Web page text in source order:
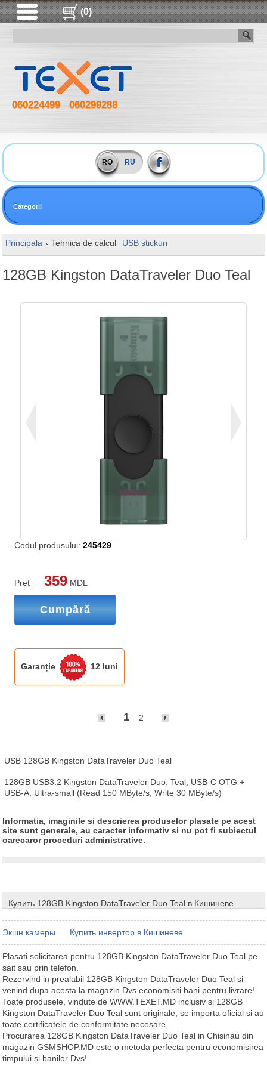
(0)
060224499 060299288
RO RU
Categorii
Principala Tehnica de calcul USB stickuri
128GB Kingston DataTraveler Duo Teal
Codul produsului:245429
Preț 359 MDL
Cumpără
Garanție 12 luni
1 2
USB 128GB Kingston DataTraveler Duo Teal
128GB USB3.2 Kingston DataTraveler Duo, Teal, USB-C OTG +
USB-A, Ultra-small (Read 150 MByte/s, Write 30 MByte/s)
Informatia, imaginile si descrierea produselor plasate pe acest
site sunt generale, au caracter informativ si nu pot fi subiectul
oarecaror proceduri administrative.
Купить 128GB Kingston DataTraveler Duo Teal в Кишиневе
Экшн камеры Купить инвертор в Кишиневе
Plasati solicitarea pentru 128GB Kingston DataTraveler Duo Teal pe
sait sau prin telefon.
Rezervind in prealabil 128GB Kingston DataTraveler Duo Teal si
venind dupa acesta la magazin Dvs economisiti bani pentru livrare!
Toate produsele, vindute de WWW.TEXET.MD inclusiv si 128GB
Kingston DataTraveler Duo Teal sunt originale, se importa oficial si au
toate certificatele de conformitate necesare.
Procurarea 128GB Kingston DataTraveler Duo Teal in Chisinau din
magazin GSMSHOP.MD este o metoda perfecta pentru economisirea
timpului si banilor Dvs!